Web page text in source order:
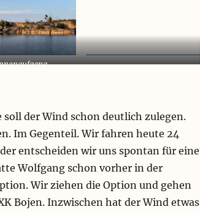
der Wind schon deutlich zulegen.
Im Gegenteil. Wir fahren heute 24
entscheiden wir uns spontan für eine
Wolfgang schon vorher in der
Wir ziehen die Option und gehen
Bojen. Inzwischen hat der Wind etwas